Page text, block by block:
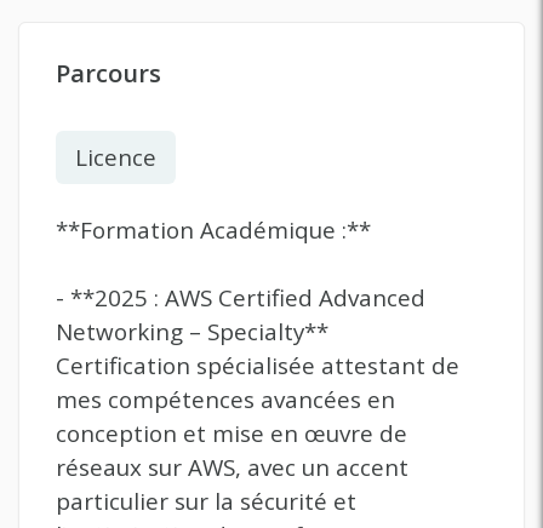
Parcours
Licence
**Formation Académique :**
- **2025 : AWS Certified Advanced
Networking – Specialty**
Certification spécialisée attestant de
mes compétences avancées en
conception et mise en œuvre de
réseaux sur AWS, avec un accent
particulier sur la sécurité et